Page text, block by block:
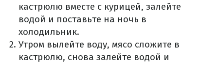
кастрюлю вместе с курицей, залейте
водой и поставьте на ночь в
холодильник.
Утром вылейте воду, мясо сложите в
кастрюлю, снова залейте водой и